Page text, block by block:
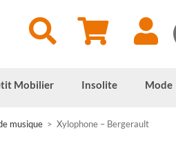
Mobilier Insolite Mode
musique > Xylophone – Bergerault